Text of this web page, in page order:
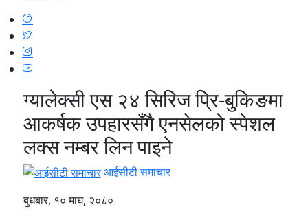
ग्यालेक्सी एस २४ सिरिज प्रि-बुकिङमा
आकर्षक उपहारसँगै एनसेलको स्पेशल
लक्स नम्बर लिन पाइने
आईसीटी समाचार
बुधबार, १० माघ, २०८०